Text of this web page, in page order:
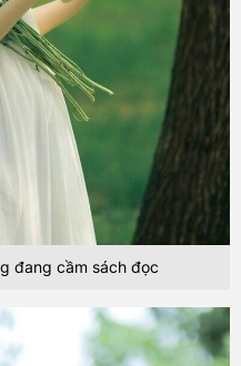
đang cầm sách đọc